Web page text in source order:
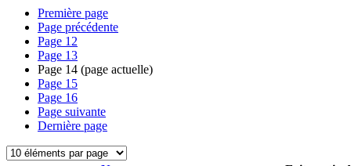
Première page
Page précédente
Page 12
Page 13
Page 14 (page actuelle)
Page 15
Page 16
Page suivante
Dernière page